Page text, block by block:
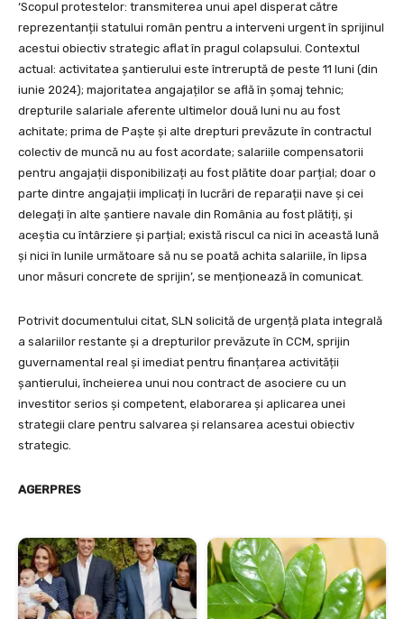
‘Scopul protestelor: transmiterea unui apel disperat către
reprezentanții statului român pentru a interveni urgent în sprijinul
acestui obiectiv strategic aflat în pragul colapsului. Contextul
actual: activitatea șantierului este întreruptă de peste 11 luni (din
iunie 2024); majoritatea angajaților se află în șomaj tehnic;
drepturile salariale aferente ultimelor două luni nu au fost
achitate; prima de Paște și alte drepturi prevăzute în contractul
colectiv de muncă nu au fost acordate; salariile compensatorii
pentru angajații disponibilizați au fost plătite doar parțial; doar o
parte dintre angajații implicați în lucrări de reparații nave și cei
delegați în alte șantiere navale din România au fost plătiți, și
aceștia cu întârziere și parțial; există riscul ca nici în această lună
și nici în lunile următoare să nu se poată achita salariile, în lipsa
unor măsuri concrete de sprijin’, se menționează în comunicat.
Potrivit documentului citat, SLN solicită de urgență plata integrală
a salariilor restante și a drepturilor prevăzute în CCM, sprijin
guvernamental real și imediat pentru finanțarea activității
șantierului, încheierea unui nou contract de asociere cu un
investitor serios și competent, elaborarea și aplicarea unei
strategii clare pentru salvarea și relansarea acestui obiectiv
strategic.
AGERPRES